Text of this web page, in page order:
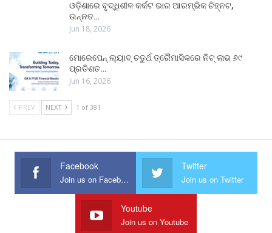
ଓଡ଼ିଶାରେ ବୃଦ୍ଧିଶୀଳ କର୍କଟ ଭାର ଆରମ୍ଭିକ ଚିହ୍ନଟ,
ଉନ୍ନତ…
Jun 18, 2026
ମୋରେପେନ୍ ଲ୍ୟାବ୍ ଚତୁର୍ଥ ତ୍ରୈମାସିକରେ ନିଟ୍ ଲାଭ ୬୯
ପ୍ରତିଶତ…
Jun 16, 2026
PREV NEXT 1 of 381
Facebook
Join us on Facebook
Twitter
Join us on Twitter
Youtube
Join us on Youtube